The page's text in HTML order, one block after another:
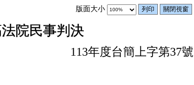
版面大小
院民事判決
113年度台簡上字第37號
論